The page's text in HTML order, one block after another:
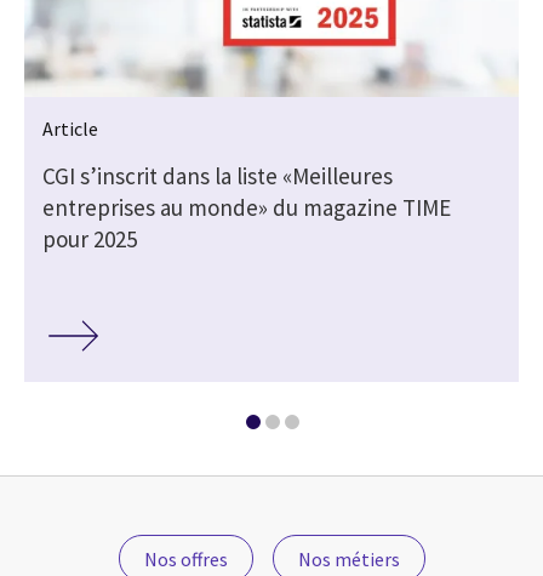
Article
CGI s’inscrit dans la liste «Meilleures
entreprises au monde» du magazine TIME
pour 2025
Nos offres Nos métiers